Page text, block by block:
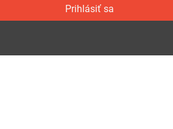
Prihlásiť sa